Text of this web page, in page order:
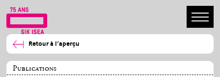
Retour à l’aperçu
Publications